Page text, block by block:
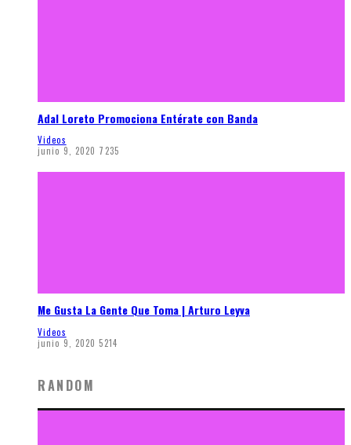
Adal Loreto Promociona Entérate con Banda
Videos
junio 9, 2020 7235
Me Gusta La Gente Que Toma | Arturo Leyva
Videos
junio 9, 2020 5214
RANDOM